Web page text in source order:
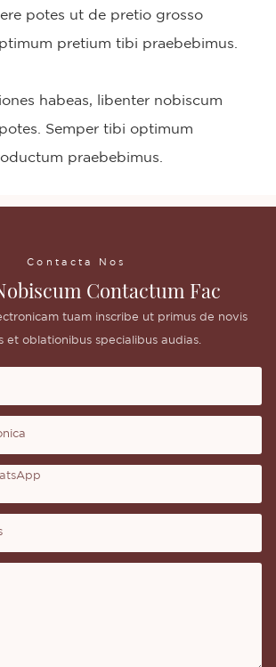
potes ut de pretio grosso
pretium tibi praebebimus.
habeas, libenter nobiscum
Semper tibi optimum
praebebimus.
Contacta Nos
Contactum Fac
tuam inscribe ut primus de novis
et oblationibus specialibus audias.